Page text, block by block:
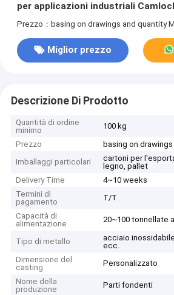
per applicazioni industriali
Prezzo：basing on drawings and quantity
Miglior prezzo
Descrizione Di Prodotto
Quantità di ordine
minimo
100 kg
Prezzo
basing on
Imballaggi particolari
cartoni per
legno, pallet
Delivery Time
4~10 weeks
Termini di
pagamento
T/T
Capacità di
alimentazione
20~100 tonnellate
Tipo di metallo
acciaio
ecc.
Dimensione del
casting
Personalizzato
Nome della
produzione
Parti fondenti